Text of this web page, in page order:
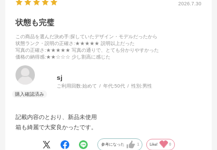
2026.7.30
状態も完璧
この商品を選んだ決め手:探していたデザイン・モデルだったから
状態ランク・説明の正確さ :★★★★★ 説明以上だった
写真の正確さ :★★★★★ 写真の通りで、とても分かりやすかった
価格の納得感:★★☆☆☆ 少し割高に感じた
sj
ご利用回数:始めて 年代:50代 性別:男性
記載内容のとおり、新品未使用
箱も綺麗で大変良かったです。
参考になった 1 Like! 0